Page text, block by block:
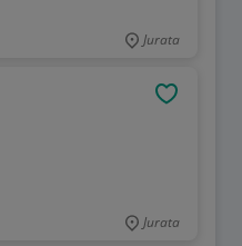
Jurata
Jurata